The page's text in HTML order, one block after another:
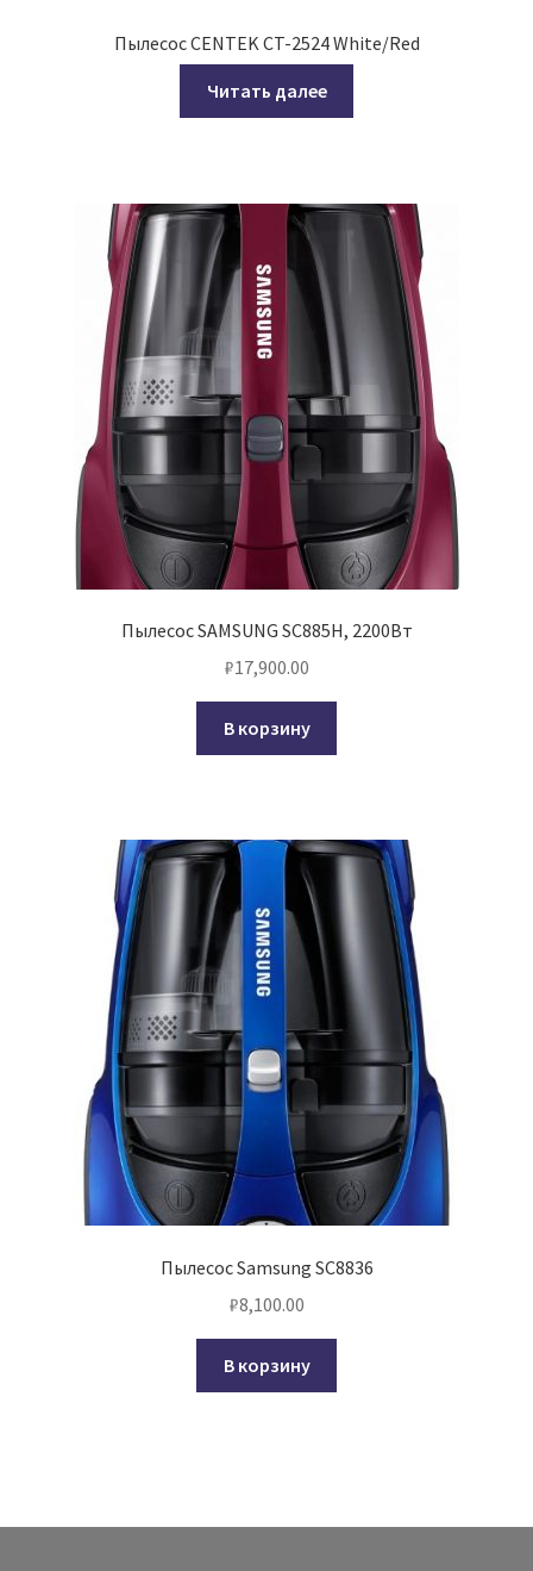
Пылесос CENTEK CT-2524 White/Red
Читать далее
Пылесос SAMSUNG SC885H, 2200Вт
₽17,900.00
В корзину
Пылесос Samsung SC8836
₽8,100.00
В корзину